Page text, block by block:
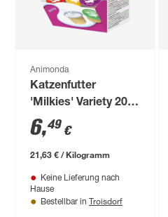
Animonda
Katzenfutter
'Milkies' Variety 20 x
15 g
6,49 €
21,63 € / Kilogramm
Keine Lieferung nach
Hause
Bestellbar in Troisdorf